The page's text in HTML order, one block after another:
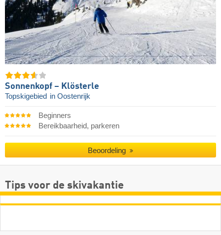
Sonnenkopf – Klösterle
Topskigebied in Oostenrijk
Beginners
Bereikbaarheid, parkeren
Beoordeling
Tips voor de skivakantie